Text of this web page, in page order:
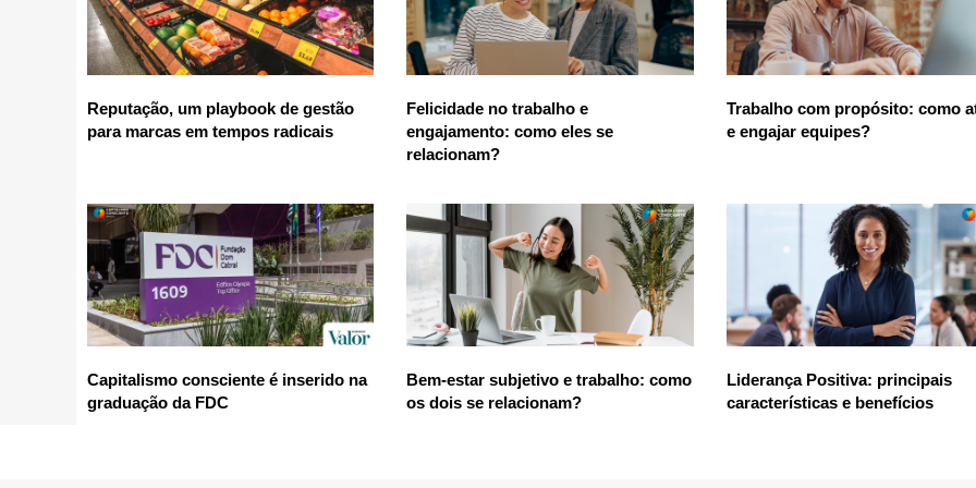
Reputação, um playbook de gestão
para marcas em tempos radicais
Felicidade no trabalho e
engajamento: como eles se
relacionam?
Trabalho com propósito: como
e engajar equipes?
Capitalismo consciente é inserido na
graduação da FDC
Bem-estar subjetivo e trabalho: como
os dois se relacionam?
Liderança Positiva: principais
características e benefícios